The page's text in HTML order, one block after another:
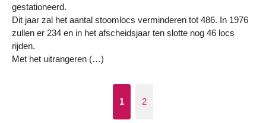
gestationeerd.
Dit jaar zal het aantal stoomlocs verminderen tot 486. In 1976
zullen er 234 en in het afscheidsjaar ten slotte nog 46 locs
rijden.
Met het uitrangeren (…)
1 2